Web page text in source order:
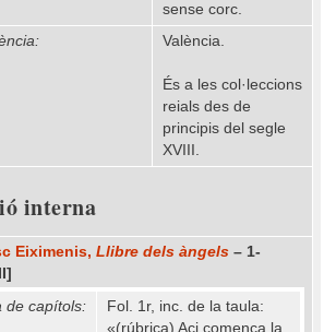
sense corc.
València.
És a les col·leccions
reials des de
principis del segle
XVIII.
interna
Eiximenis, Llibre dels àngels – 1-
de capítols:
Fol. 1r, inc. de la taula:
«(rúbrica) Açi comença la